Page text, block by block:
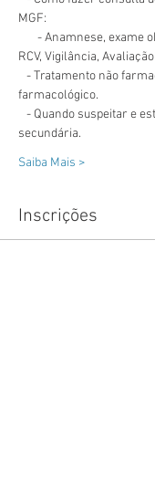
MGF:
- Anamnese, exame
RCV, Vigilância,
- Tratamento não
farmacológico.
- Quando suspeitar e
secundária.
Saiba Mais >
Inscrições